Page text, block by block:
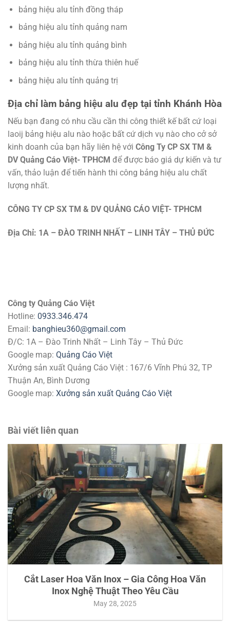
bảng hiệu alu tỉnh đồng tháp
bảng hiệu alu tỉnh quảng nam
bảng hiệu alu tỉnh quảng bình
bảng hiệu alu tỉnh thừa thiên huế
bảng hiệu alu tỉnh quảng trị
Địa chỉ làm bảng hiệu alu đẹp tại tỉnh Khánh Hòa
Nếu bạn đang có nhu cầu cần thi công thiết kế bất cứ loại
laoij bảng hiệu alu nào hoặc bất cứ dịch vụ nào cho cở sở
kinh doanh của bạn hãy liên hệ với Công Ty CP SX TM &
DV Quảng Cáo Việt- TPHCM để được báo giá dự kiến và tư
vấn, thảo luận để tiến hành thi công bảng hiệu alu chất
lượng nhất.
CÔNG TY CP SX TM & DV QUẢNG CÁO VIỆT- TPHCM
Địa Chỉ: 1A – ĐÀO TRINH NHẤT – LINH TÂY – THỦ ĐỨC
Công ty Quảng Cáo Việt
Hotline: 0933.346.474
Email: banghieu360@gmail.com
Đ/C: 1A – Đào Trinh Nhất – Linh Tây – Thủ Đức
Google map: Quảng Cáo Việt
Xưởng sản xuất Quảng Cáo Việt : 167/6 Vĩnh Phú 32, TP
Thuận An, Bình Dương
Google map: Xưởng sản xuất Quảng Cáo Việt
Bài viết liên quan
Cắt Laser Hoa Văn Inox – Gia Công Hoa Văn
Inox Nghệ Thuật Theo Yêu Cầu
May 28, 2025